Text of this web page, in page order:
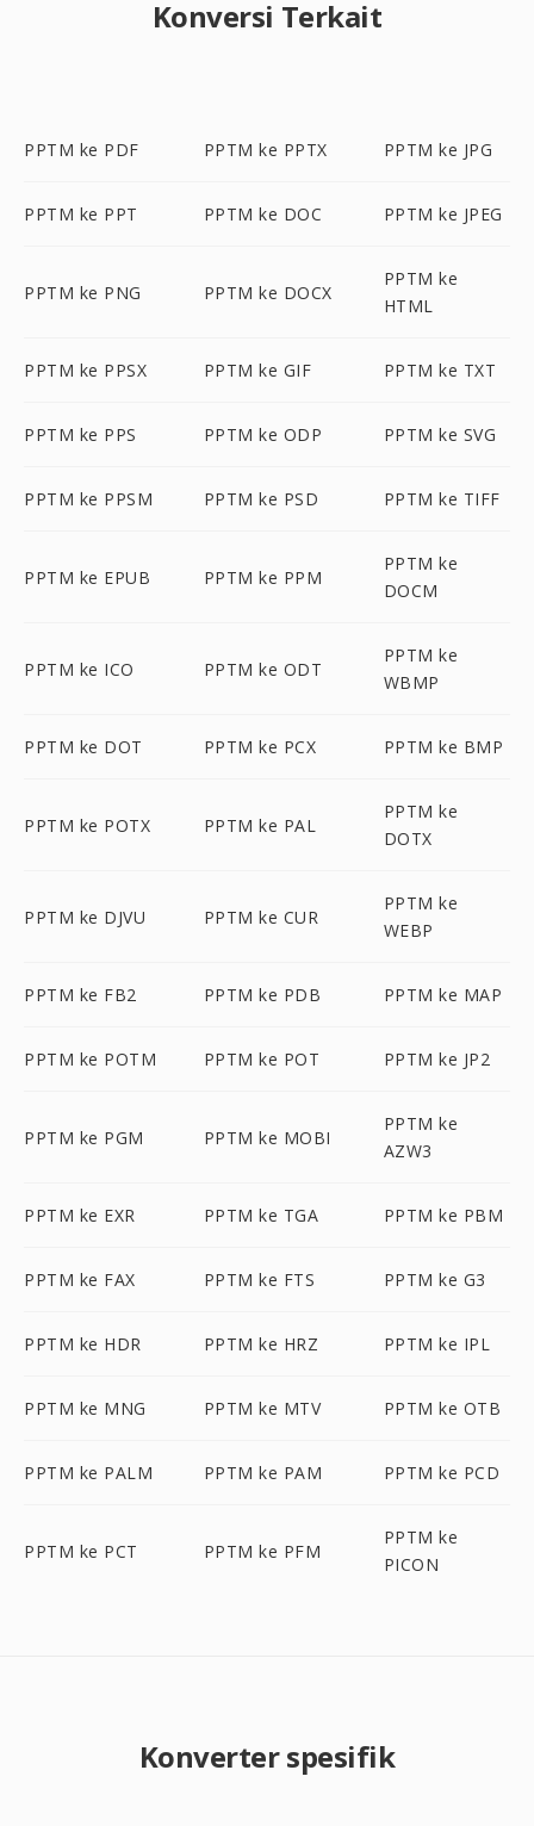
Konversi Terkait
PPTM ke PDF PPTM ke PPTX PPTM ke JPG
PPTM ke PPT PPTM ke DOC PPTM ke JPEG
PPTM ke PNG PPTM ke DOCX
PPTM ke
HTML
PPTM ke PPSX PPTM ke GIF PPTM ke TXT
PPTM ke PPS PPTM ke ODP PPTM ke SVG
PPTM ke PPSM PPTM ke PSD PPTM ke TIFF
PPTM ke EPUB PPTM ke PPM
PPTM ke
DOCM
PPTM ke ICO PPTM ke ODT
PPTM ke
WBMP
PPTM ke DOT PPTM ke PCX PPTM ke BMP
PPTM ke POTX PPTM ke PAL
PPTM ke
DOTX
PPTM ke DJVU PPTM ke CUR
PPTM ke
WEBP
PPTM ke FB2 PPTM ke PDB PPTM ke MAP
PPTM ke POTM PPTM ke POT PPTM ke JP2
PPTM ke PGM PPTM ke MOBI
PPTM ke
AZW3
PPTM ke EXR PPTM ke TGA PPTM ke PBM
PPTM ke FAX PPTM ke FTS PPTM ke G3
PPTM ke HDR PPTM ke HRZ PPTM ke IPL
PPTM ke MNG PPTM ke MTV PPTM ke OTB
PPTM ke PALM PPTM ke PAM PPTM ke PCD
PPTM ke PCT PPTM ke PFM
PPTM ke
PICON
Konverter spesifik